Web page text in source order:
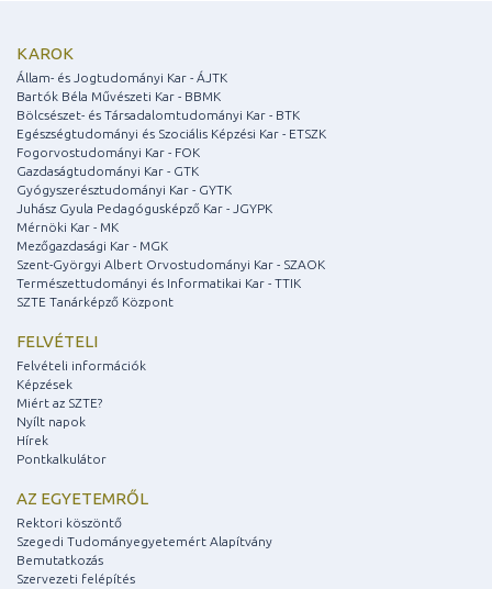
KAROK
Állam- és Jogtudományi Kar - ÁJTK
Bartók Béla Művészeti Kar - BBMK
Bölcsészet- és Társadalomtudományi Kar - BTK
Egészségtudományi és Szociális Képzési Kar - ETSZK
Fogorvostudományi Kar - FOK
Gazdaságtudományi Kar - GTK
Gyógyszerésztudományi Kar - GYTK
Juhász Gyula Pedagógusképző Kar - JGYPK
Mérnöki Kar - MK
Mezőgazdasági Kar - MGK
Szent-Györgyi Albert Orvostudományi Kar - SZAOK
Természettudományi és Informatikai Kar - TTIK
SZTE Tanárképző Központ
FELVÉTELI
Felvételi információk
Képzések
Miért az SZTE?
Nyílt napok
Hírek
Pontkalkulátor
AZ EGYETEMRŐL
Rektori köszöntő
Szegedi Tudományegyetemért Alapítvány
Bemutatkozás
Szervezeti felépítés